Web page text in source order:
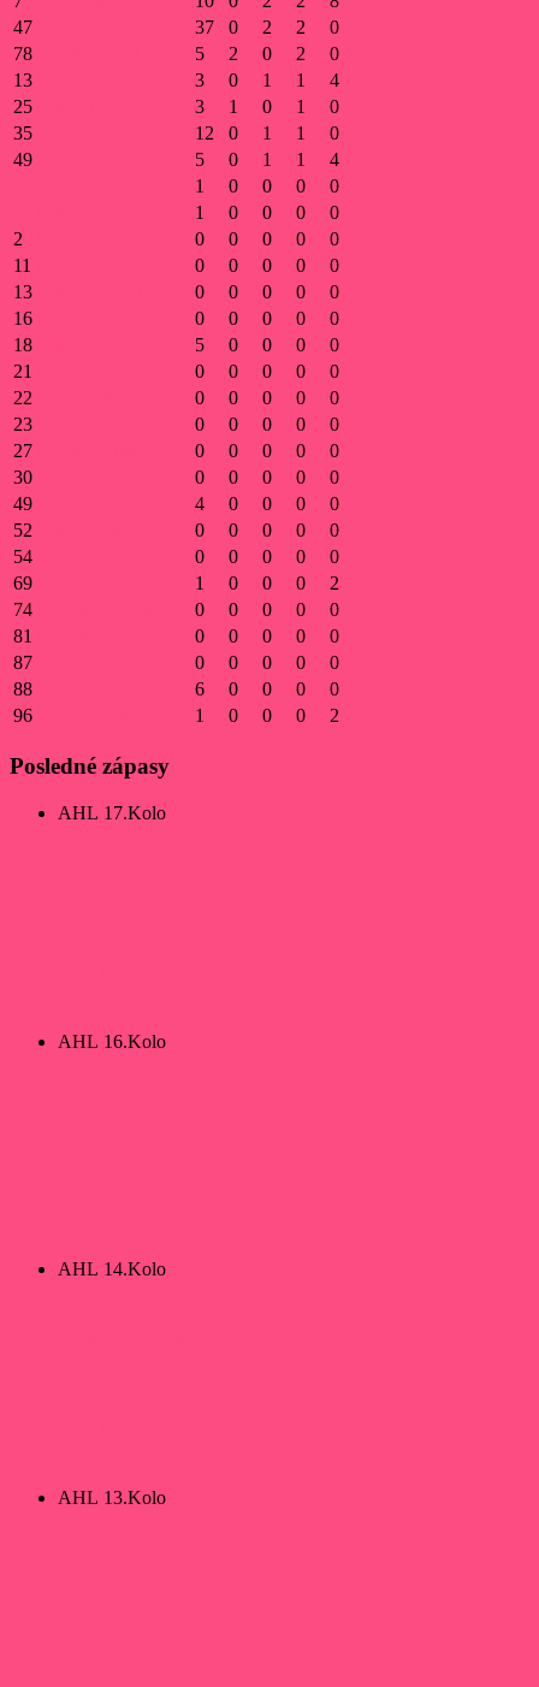
47
37 0 2 2
0
78
5 2 0 2
0
13
3 0 1 1
4
25
3 1 0 1
0
35
12 0 1 1
0
49
5 0 1 1
4
1 0 0 0
0
1 0 0 0
0
2
0 0 0 0
0
11
0 0 0 0
0
13
0 0 0 0
0
16
0 0 0 0
0
18
5 0 0 0
0
21
0 0 0 0
0
22
0 0 0 0
0
23
0 0 0 0
0
27
0 0 0 0
0
30
0 0 0 0
0
49
4 0 0 0
0
52
0 0 0 0
0
54
0 0 0 0
0
69
1 0 0 0
2
74
0 0 0 0
0
81
0 0 0 0
0
87
0 0 0 0
0
88
6 0 0 0
0
96
1 0 0 0 2
Posledné zápasy
AHL 17.Kolo
AHL 16.Kolo
AHL 14.Kolo
AHL 13.Kolo